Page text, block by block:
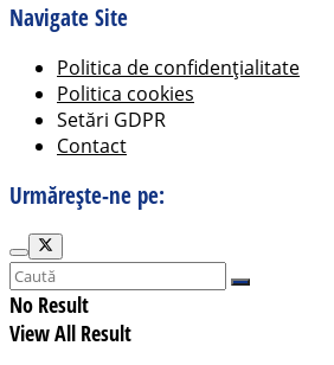
Navigate Site
Politica de confidențialitate
Politica cookies
Setări GDPR
Contact
Urmărește-ne pe:
No Result
View All Result